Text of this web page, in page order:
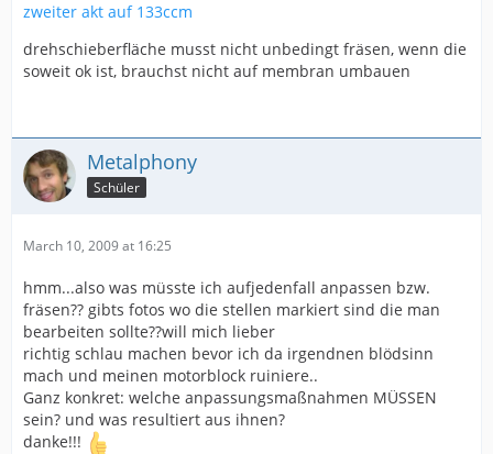
zweiter akt auf 133ccm
drehschieberfläche musst nicht unbedingt fräsen, wenn die
soweit ok ist, brauchst nicht auf membran umbauen
Metalphony
Schüler
March 10, 2009 at 16:25
hmm...also was müsste ich aufjedenfall anpassen bzw.
fräsen?? gibts fotos wo die stellen markiert sind die man
bearbeiten sollte??will mich lieber
richtig schlau machen bevor ich da irgendnen blödsinn
mach und meinen motorblock ruiniere..
Ganz konkret: welche anpassungsmaßnahmen MÜSSEN
sein? und was resultiert aus ihnen?
danke!!!